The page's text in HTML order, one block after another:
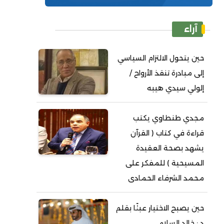
آراء
حين يتحول الالتزام السياسي
إلى مبادرة تنقذ الأرواح /
إلولي سيدي هيبه
مجدي طنطاوي يكتب
قراءة في كتاب ( القرآن
يشهد بصحة العقيدة
المسيحية ) للمفكر على
محمد الشرفاء الحمادى
حين يصبح الاختيار عبئًا بقلم